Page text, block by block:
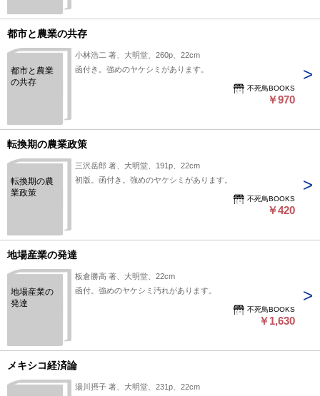
都市と農業の共存
都市と農業
の共存
小林浩二 著、大明堂、260p、22cm
函付き。強めのヤケシミがあります。
不死鳥BOOKS
￥970
転換期の農業政策
転換期の農
業政策
三沢岳郎 著、大明堂、191p、22cm
初版。函付き。強めのヤケシミがあります。
不死鳥BOOKS
￥420
地場産業の発達
地場産業の
発達
板倉勝高 著、大明堂、22cm
函付。強めのヤケシミ汚れがあります。
不死鳥BOOKS
￥1,630
メキシコ経済論
湯川摂子 著、大明堂、231p、22cm